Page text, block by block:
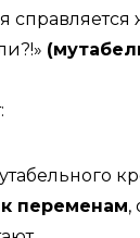
справляется
переменам,